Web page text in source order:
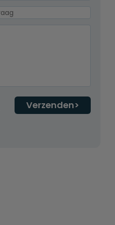
Verzenden